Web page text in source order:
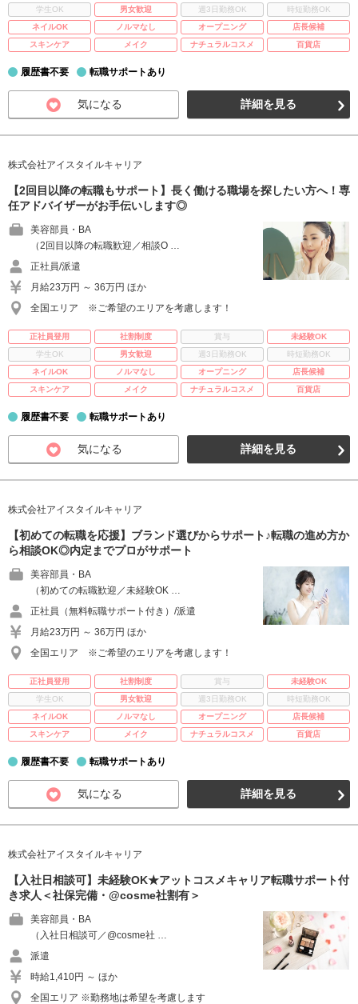
学生OK
男女歓迎 週3日勤務OK
時短勤務OK
ネイルOK
ノルマなし オープニング
店長候補
スキンケア
メイク ナチュラルコスメ 百貨店
履歴書不要 転職サポートあり
気になる 詳細を見る
株式会社アイスタイルキャリア
【2回目以降の転職もサポート】長く働ける職場を探したい方へ！専
任アドバイザーがお手伝いします◎
美容部員・BA
（2回目以降の転職歓迎／相談O …
正社員/派遣
月給23万円 ～ 36万円 ほか
全国エリア ※ご希望のエリアを考慮します！
正社員登用 社割制度 賞与
未経験OK
学生OK
男女歓迎 週3日勤務OK
時短勤務OK
ネイルOK
ノルマなし オープニング
店長候補
スキンケア
メイク ナチュラルコスメ 百貨店
履歴書不要 転職サポートあり
気になる 詳細を見る
株式会社アイスタイルキャリア
【初めての転職を応援】ブランド選びからサポート♪転職の進め方か
ら相談OK◎内定までプロがサポート
美容部員・BA
（初めての転職歓迎／未経験OK …
正社員（無料転職サポート付き）/派遣
月給23万円 ～ 36万円 ほか
全国エリア ※ご希望のエリアを考慮します！
正社員登用 社割制度 賞与
未経験OK
学生OK
男女歓迎 週3日勤務OK
時短勤務OK
ネイルOK
ノルマなし オープニング
店長候補
スキンケア
メイク ナチュラルコスメ 百貨店
履歴書不要 転職サポートあり
気になる 詳細を見る
株式会社アイスタイルキャリア
【入社日相談可】未経験OK★アットコスメキャリア転職サポート付
き求人＜社保完備・@cosme社割有＞
美容部員・BA
（入社日相談可／@cosme社 …
派遣
時給1,410円 ～ ほか
全国エリア ※勤務地は希望を考慮します